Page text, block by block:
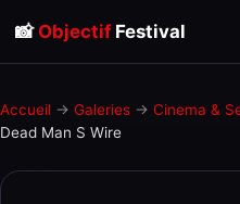
📸 ObjectifFestival
Accueil → Galeries → Cinema &
Dead Man S Wire